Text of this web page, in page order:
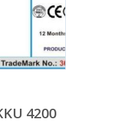
4200